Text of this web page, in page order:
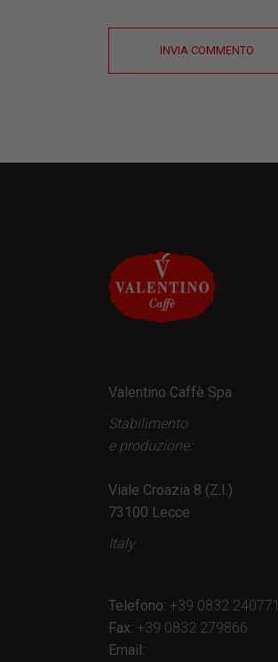
INVIA COMMENTO
Valentino Caffè Spa
Stabilimento
e produzione:
Viale Croazia 8 (Z.I.)
73100 Lecce
Italy
Telefono: +39 0832 240771
Fax: +39 0832 279866
Email: